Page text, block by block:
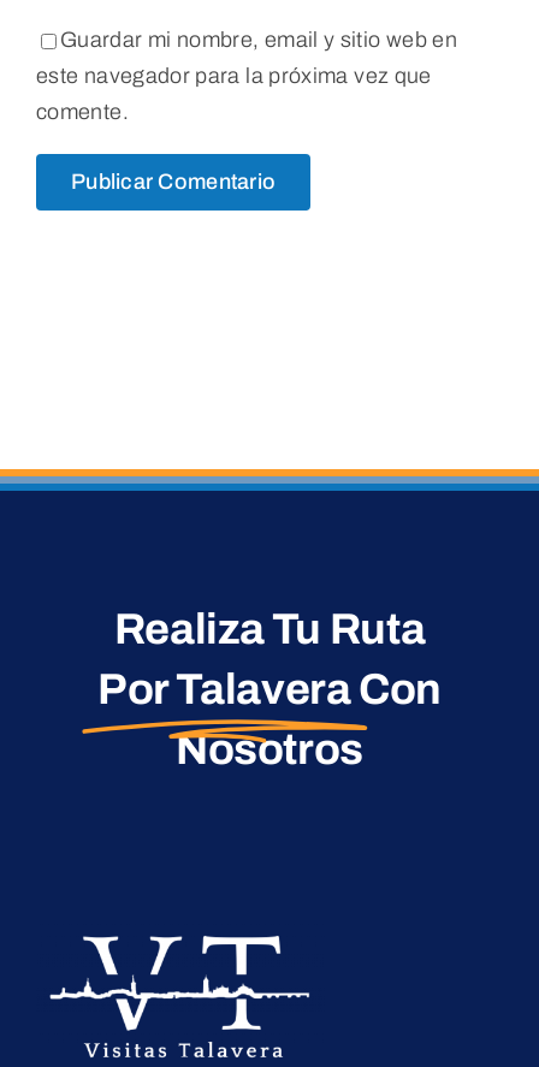
Guardar mi nombre, email y sitio web en
este navegador para la próxima vez que
comente.
Realiza Tu Ruta
Por TalaveraCon
Nosotros